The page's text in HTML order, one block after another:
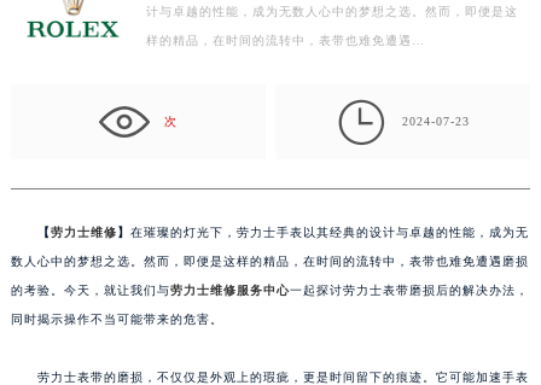
计与卓越的性能，成为无数人心中的梦想之选。然而，即便是这
样的精品，在时间的流转中，表带也难免遭遇…
次  2024-07-23
【劳力士维修】 在璀璨的灯光下，劳力士手表以其经典的设计与卓越的性能，成为无
数人心中的梦想之选。然而，即便是这样的精品，在时间的流转中，表带也难免遭遇磨损
的考验。今天，就让我们与劳力士维修服务中心一起探讨劳力士表带磨损后的解决办法，
同时揭示操作不当可能带来的危害。
劳力士表带的磨损，不仅仅是外观上的瑕疵，更是时间留下的痕迹。它可能加速手表